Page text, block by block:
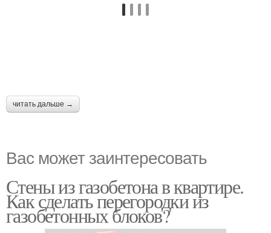
читать дальше →
Вас может заинтересовать
Стены из газобетона в квартире.
Как сделать перегородки из
газобетонных блоков?